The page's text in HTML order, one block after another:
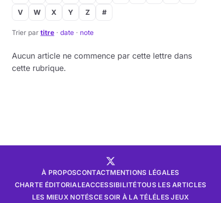
V
W X Y Z #
Trier par titre · date · note
Aucun article ne commence par cette lettre dans
cette rubrique.
À PROPOSCONTACTMENTIONS LÉGALES
CHARTE ÉDITORIALEACCESSIBILITÉTOUS LES ARTICLES
LES MIEUX NOTÉSCE SOIR À LA TÉLÉLES JEUX